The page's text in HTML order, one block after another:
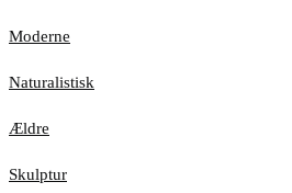
Moderne
Naturalistisk
Ældre
Skulptur